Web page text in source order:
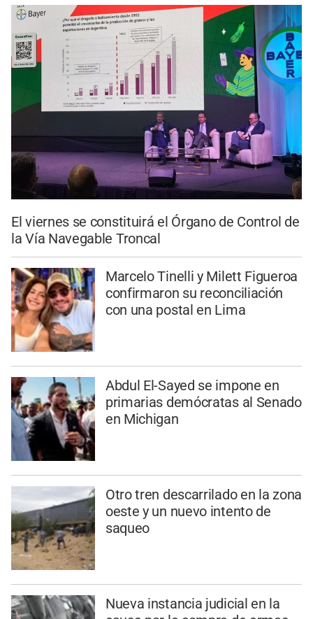
El viernes se constituirá el Órgano de Control de
la Vía Navegable Troncal
Marcelo Tinelli y Milett Figueroa
confirmaron su reconciliación
con una postal en Lima
Abdul El-Sayed se impone en
primarias demócratas al Senado
en Michigan
Otro tren descarrilado en la zona
oeste y un nuevo intento de
saqueo
Nueva instancia judicial en la